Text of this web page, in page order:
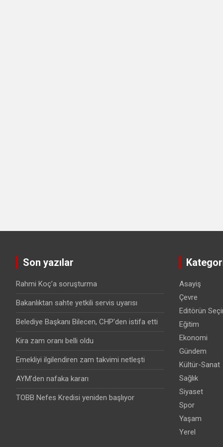
Son yazılar
Rahmi Koç’a soruşturma
Bakanlıktan sahte yetkili servis uyarısı
Belediye Başkanı Bilecen, CHP’den istifa etti
Kira zam oranı belli oldu
Emekliyi ilgilendiren zam takvimi netleşti
AYM’den nafaka kararı
TOBB Nefes Kredisi yeniden başlıyor
Asayiş
Çevre
Editörün
Eğitim
Ekonomi
Gündem
Kültür-Sanat
Sağlık
Siyaset
Spor
Yaşam
Yerel